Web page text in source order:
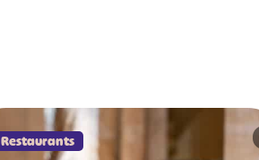
Restaurants